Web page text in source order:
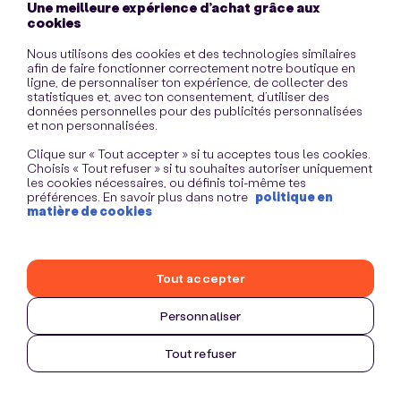
Une meilleure expérience d’achat grâce aux
cookies
Nous utilisons des cookies et des technologies similaires
afin de faire fonctionner correctement notre boutique en
ligne, de personnaliser ton expérience, de collecter des
statistiques et, avec ton consentement, d’utiliser des
données personnelles pour des publicités personnalisées
et non personnalisées.
Clique sur « Tout accepter » si tu acceptes tous les cookies.
Choisis « Tout refuser » si tu souhaites autoriser uniquement
les cookies nécessaires, ou définis toi-même tes
préférences. En savoir plus dans notre politique en
matière de cookies
Personnaliser
Tout refuser
Tout accepter